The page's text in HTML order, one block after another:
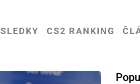
CS2 RANKING